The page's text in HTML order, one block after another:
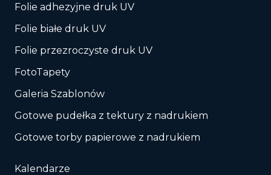
Folie adhezyjne druk UV
Folie białe druk UV
Folie przezroczyste druk UV
FotoTapety
Galeria Szablonów
Gotowe pudełka z tektury z nadrukiem
Gotowe torby papierowe z nadrukiem
Kalendarze